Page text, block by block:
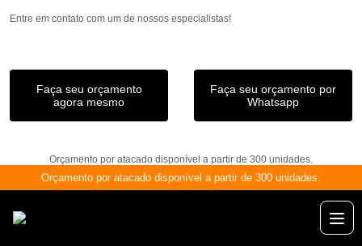
Entre em contato com um de nossos especialistas!
Faça seu orçamento
agora mesmo
Faça seu orçamento por
Whatsapp
Orçamento por atacado disponível a partir de 300 unidades.
Orçamento por atacado disponível a partir de 300 unidades.